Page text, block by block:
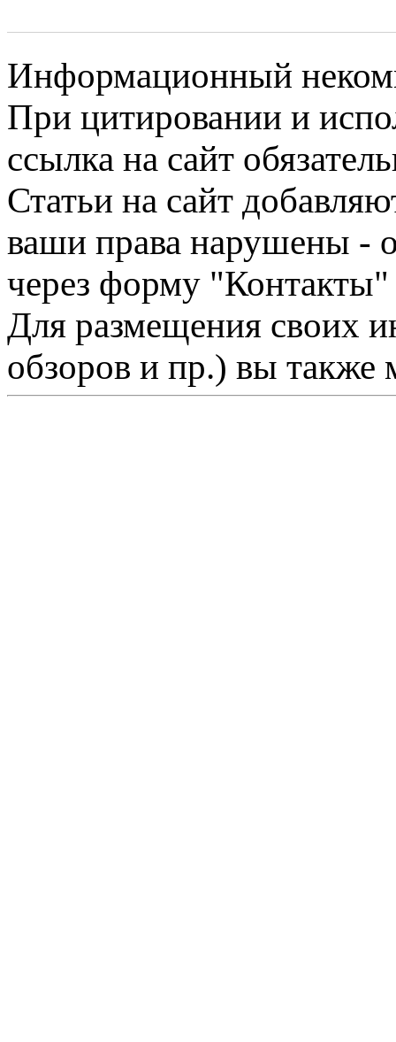
Информационный
При цитировании и
ссылка на сайт
Статьи на сайт
ваши права нарушены -
через форму "Контакты"
Для размещения своих
обзоров и пр.) вы также